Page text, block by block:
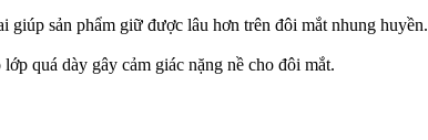
sản phẩm giữ được lâu hơn trên đôi mắt nhung huyền.
quá dày gây cảm giác nặng nề cho đôi mắt.